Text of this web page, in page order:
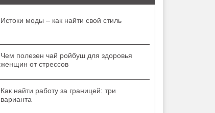
Истоки моды – как найти свой стиль
Чем полезен чай ройбуш для здоровья
женщин от стрессов
Как найти работу за границей: три
варианта